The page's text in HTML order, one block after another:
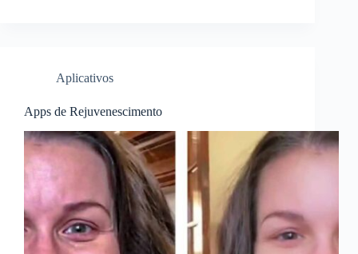
Aplicativos
Apps de Rejuvenescimento